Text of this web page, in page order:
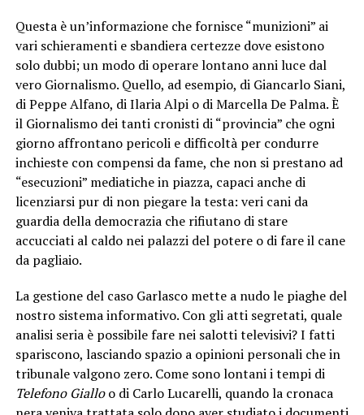
Questa è un’informazione che fornisce “munizioni” ai
vari schieramenti e sbandiera certezze dove esistono
solo dubbi; un modo di operare lontano anni luce dal
vero Giornalismo. Quello, ad esempio, di Giancarlo Siani,
di Peppe Alfano, di Ilaria Alpi o di Marcella De Palma. È
il Giornalismo dei tanti cronisti di “provincia” che ogni
giorno affrontano pericoli e difficoltà per condurre
inchieste con compensi da fame, che non si prestano ad
“esecuzioni” mediatiche in piazza, capaci anche di
licenziarsi pur di non piegare la testa: veri cani da
guardia della democrazia che rifiutano di stare
accucciati al caldo nei palazzi del potere o di fare il cane
da pagliaio.
La gestione del caso Garlasco mette a nudo le piaghe del
nostro sistema informativo. Con gli atti segretati, quale
analisi seria è possibile fare nei salotti televisivi? I fatti
spariscono, lasciando spazio a opinioni personali che in
tribunale valgono zero. Come sono lontani i tempi di
Telefono Gialloo di Carlo Lucarelli, quando la cronaca